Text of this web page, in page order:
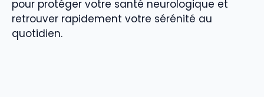
pour protéger votre santé neurologique et
retrouver rapidement votre sérénité au
quotidien.